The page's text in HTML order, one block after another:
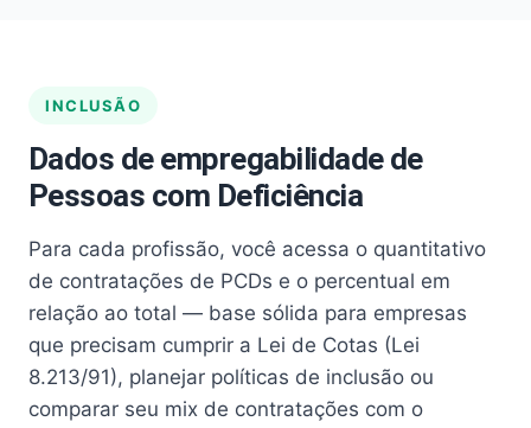
INCLUSÃO
Dados de empregabilidade de
Pessoas com Deficiência
Para cada profissão, você acessa o quantitativo
de contratações de PCDs e o percentual em
relação ao total — base sólida para empresas
que precisam cumprir a Lei de Cotas (Lei
8.213/91), planejar políticas de inclusão ou
comparar seu mix de contratações com o